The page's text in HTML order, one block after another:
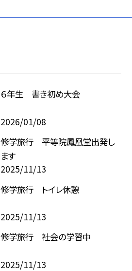
６年生 書き初め大会
2026/01/08
修学旅行 平等院鳳凰堂出発し
ます
2025/11/13
修学旅行 トイレ休憩
2025/11/13
修学旅行 社会の学習中
2025/11/13